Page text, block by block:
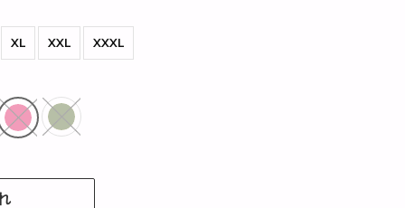
XL XXL XXXL